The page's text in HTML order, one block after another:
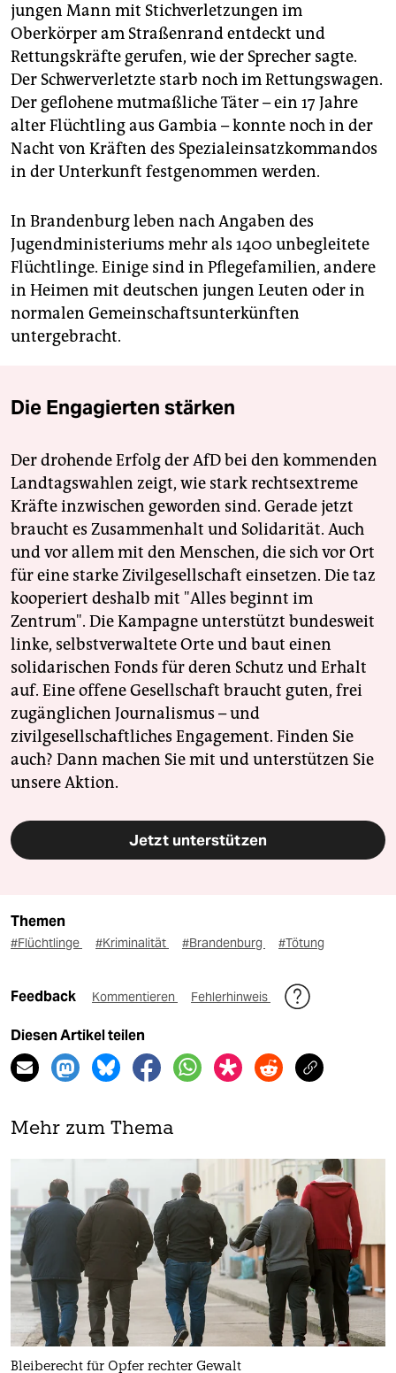
jungen Mann mit Stichverletzungen im
Oberkörper am Straßenrand entdeckt und
Rettungskräfte gerufen, wie der Sprecher sagte.
Der Schwerverletzte starb noch im Rettungswagen.
Der geflohene mutmaßliche Täter – ein 17 Jahre
alter Flüchtling aus Gambia – konnte noch in der
Nacht von Kräften des Spezialeinsatzkommandos
in der Unterkunft festgenommen werden.
In Brandenburg leben nach Angaben des
Jugendministeriums mehr als 1400 unbegleitete
Flüchtlinge. Einige sind in Pflegefamilien, andere
in Heimen mit deutschen jungen Leuten oder in
normalen Gemeinschaftsunterkünften
untergebracht.
Die Engagierten stärken
Der drohende Erfolg der AfD bei den kommenden
Landtagswahlen zeigt, wie stark rechtsextreme
Kräfte inzwischen geworden sind. Gerade jetzt
braucht es Zusammenhalt und Solidarität. Auch
und vor allem mit den Menschen, die sich vor Ort
für eine starke Zivilgesellschaft einsetzen. Die taz
kooperiert deshalb mit "Alles beginnt im
Zentrum". Die Kampagne unterstützt bundesweit
linke, selbstverwaltete Orte und baut einen
solidarischen Fonds für deren Schutz und Erhalt
auf. Eine offene Gesellschaft braucht guten, frei
zugänglichen Journalismus – und
zivilgesellschaftliches Engagement. Finden Sie
auch? Dann machen Sie mit und unterstützen Sie
unsere Aktion.
Jetzt unterstützen
Themen
#Flüchtlinge #Kriminalität #Brandenburg #Tötung
Feedback Kommentieren Fehlerhinweis
Diesen Artikel teilen
Mehr zum Thema
Bleiberecht für Opfer rechter Gewalt